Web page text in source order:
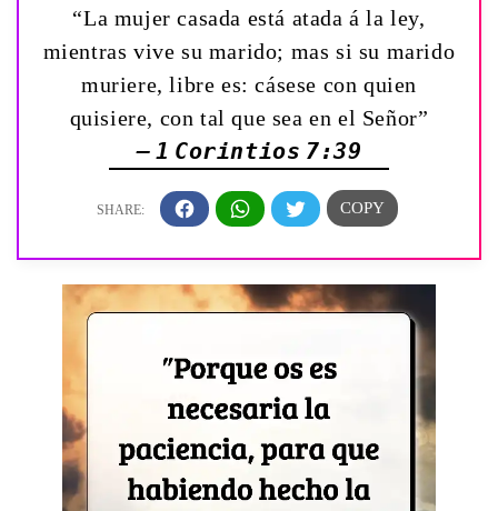
“La mujer casada está atada á la ley,
mientras vive su marido; mas si su marido
muriere, libre es: cásese con quien
quisiere, con tal que sea en el Señor”
— 1 Corintios 7:39